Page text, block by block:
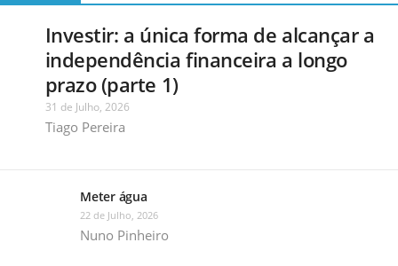
Investir: a única forma de alcançar a
independência financeira a longo
prazo (parte 1)
31 de Julho, 2026
Tiago Pereira
Meter água
22 de Julho, 2026
Nuno Pinheiro